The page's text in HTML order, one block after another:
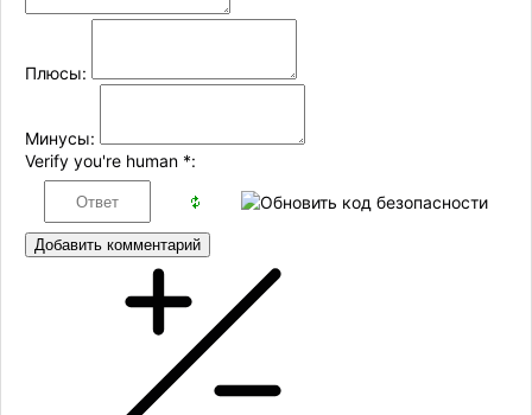
Плюсы:
Минусы:
Verify you're human *:
Добавить комментарий